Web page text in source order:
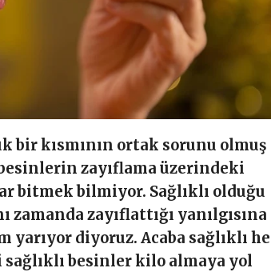
bir kısmının ortak sorunu olmuş
zayıflama üzerindeki
bitmek bilmiyor. Sağlıklı olduğu
zayıflattığı yanılgısına
yarıyor diyoruz. Acaba sağlıklı
sağlıklı besinler kilo almaya yol